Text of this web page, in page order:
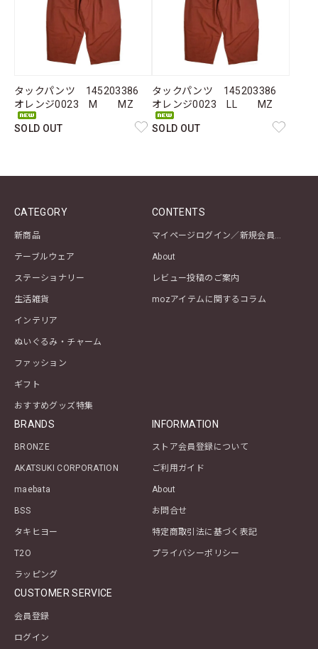
タックパンツ 145203386
オレンジ0023 M MZ
SOLD OUT
タックパンツ 145203386
オレンジ0023 LL MZ
SOLD OUT
CATEGORY
新商品
テーブルウェア
ステーショナリー
生活雑貨
インテリア
ぬいぐるみ・チャーム
ファッション
ギフト
おすすめグッズ特集
CONTENTS
About
レビュー投稿のご案内
mozアイテムに関するコラム
BRANDS
BRONZE
AKATSUKI CORPORATION
maebata
BSS
タキヒヨー
T2O
ラッピング
INFORMATION
ストア会員登録について
ご利用ガイド
About
お問合せ
特定商取引法に基づく表記
プライバシーポリシー
CUSTOMER SERVICE
会員登録
ログイン